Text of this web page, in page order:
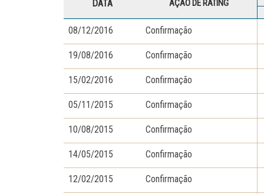
DATA AÇÃO DE RATING
08/12/2016 Confirmação
19/08/2016 Confirmação
15/02/2016 Confirmação
05/11/2015 Confirmação
10/08/2015 Confirmação
14/05/2015 Confirmação
12/02/2015 Confirmação